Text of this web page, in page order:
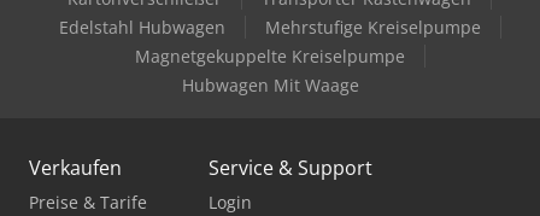
Edelstahl Hubwagen
Mehrstufige Kreiselpumpe
Magnetgekuppelte Kreiselpumpe
Hubwagen Mit Waage
Verkaufen
Preise & Tarife
Service & Support
Login